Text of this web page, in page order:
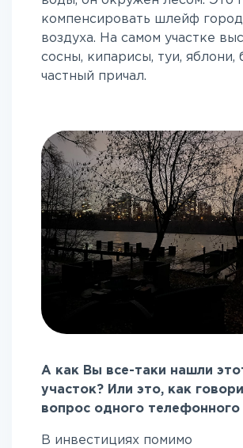
компенсировать шлейф
воздуха. На самом участке
сосны, кипарисы, туи, яблони,
частный причал.
А как Вы все-таки нашли
участок? Или это, как
вопрос одного телефонного
В инвестициях помимо